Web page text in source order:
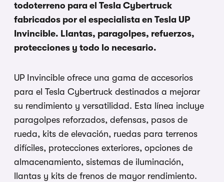
todoterreno para el Tesla Cybertruck
fabricados por el especialista en Tesla UP
Invincible. Llantas, paragolpes, refuerzos,
protecciones y todo lo necesario.
UP Invincible ofrece una gama de accesorios
para el Tesla Cybertruck destinados a mejorar
su rendimiento y versatilidad. Esta línea incluye
paragolpes reforzados, defensas, pasos de
rueda, kits de elevación, ruedas para terrenos
difíciles, protecciones exteriores, opciones de
almacenamiento, sistemas de iluminación,
llantas y kits de frenos de mayor rendimiento.